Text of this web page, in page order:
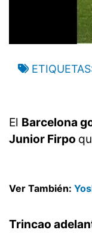
ETIQUETAS
El Barcelona
Junior Firpo
Ver También:
Trincao